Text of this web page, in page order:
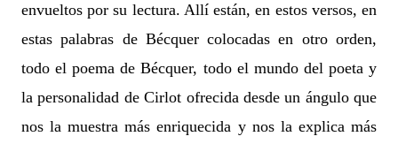
envueltos por su lectura. Allí están, en estos versos, en
estas palabras de Bécquer colocadas en otro orden,
todo el poema de Bécquer, todo el mundo del poeta y
la personalidad de Cirlot ofrecida desde un ángulo que
nos la muestra más enriquecida y nos la explica más